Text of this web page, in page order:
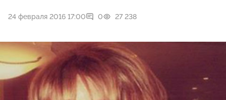
24 февраля 2016 17:00 0 27 238